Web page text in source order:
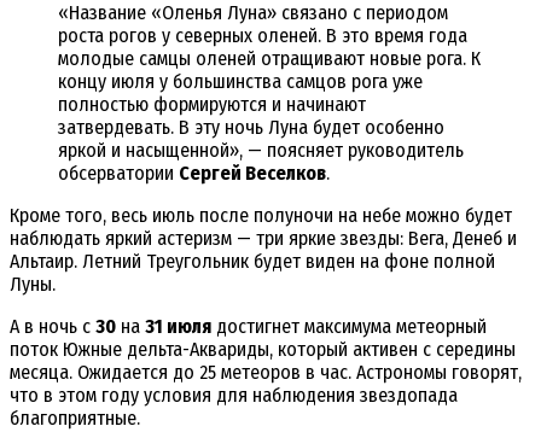
«Название «Оленья Луна» связано с периодом
роста рогов у северных оленей. В это время года
молодые самцы оленей отращивают новые рога. К
концу июля у большинства самцов рога уже
полностью формируются и начинают
затвердевать. В эту ночь Луна будет особенно
яркой и насыщенной», — поясняет руководитель
обсерватории Сергей Веселков.
Кроме того, весь июль после полуночи на небе можно будет
наблюдать яркий астеризм — три яркие звезды: Вега, Денеб и
Альтаир. Летний Треугольник будет виден на фоне полной
Луны.
А в ночь с 30 на 31 июля достигнет максимума метеорный
поток Южные дельта-Аквариды, который активен с середины
месяца. Ожидается до 25 метеоров в час. Астрономы говорят,
что в этом году условия для наблюдения звездопада
благоприятные.